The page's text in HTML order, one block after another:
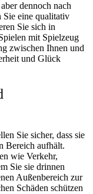
dennoch nach
Sie eine qualitativ
Sie sich in
mit Spielzeug
zwischen Ihnen und
und Glück
Sie sicher, dass sie
Bereich aufhält.
wie Verkehr,
Sie sie drinnen
Außenbereich zur
Schäden schützen